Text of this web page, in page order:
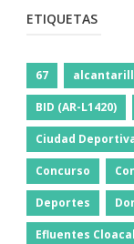
ETIQUETAS
67
BID (AR-L1420)
Ciudad
Concurso
Deportes
Efluentes